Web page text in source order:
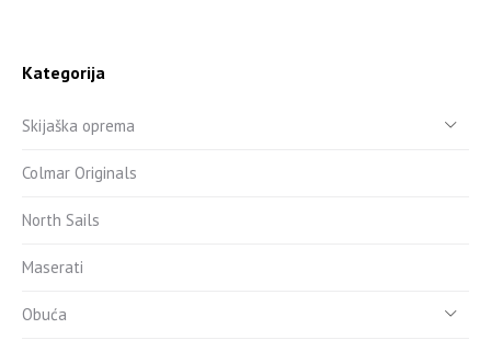
Kategorija
Skijaška oprema
Colmar Originals
North Sails
Maserati
Obuća